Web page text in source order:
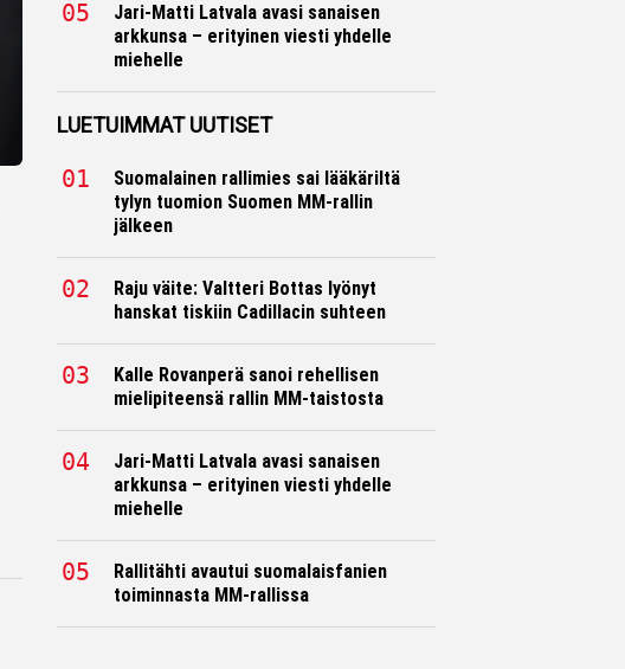
Jari-Matti Latvala avasi sanaisen
arkkunsa – erityinen viesti yhdelle
miehelle
LUETUIMMAT UUTISET
Suomalainen rallimies sai lääkäriltä
tylyn tuomion Suomen MM-rallin
jälkeen
Raju väite: Valtteri Bottas lyönyt
hanskat tiskiin Cadillacin suhteen
Kalle Rovanperä sanoi rehellisen
mielipiteensä rallin MM-taistosta
Jari-Matti Latvala avasi sanaisen
arkkunsa – erityinen viesti yhdelle
miehelle
Rallitähti avautui suomalaisfanien
toiminnasta MM-rallissa